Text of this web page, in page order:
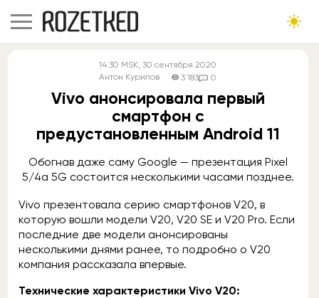
14:30 MSK, 30 сентября 2020
Антон Курилов
3 183 0
Vivo анонсировала первый
смартфон с
предустановленным Android 11
Обогнав даже саму Google — презентация Pixel
5/4a 5G состоится несколькими часами позднее.
Vivo презентовала серию смартфонов V20, в
которую вошли модели V20, V20 SE и V20 Pro. Если
последние две модели анонсированы
несколькими днями ранее, то подробно о V20
компания рассказала впервые.
Технические характеристики Vivo V20: